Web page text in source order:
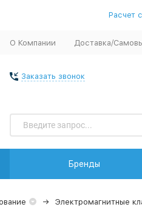
Расчет
О Компании Доставка/
Заказать звонок
Бренды
Электромагнитные